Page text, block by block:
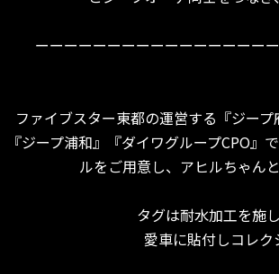
ーーーーーーーーーーーーーーーー
ファイブスター東都の運営する『ジー
『ジープ浦和』『ダイワグループCPO
ルをご用意し、アヒルちゃん
タグは耐水加工を施
愛車に貼付しコレク